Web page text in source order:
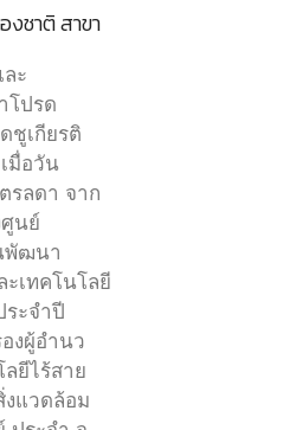
ชาติ สาขา
ะ
โปรด
ชูเกียรติ
มื่อวัน
รลดา จาก
ศูนย์
พัฒนา
เทคโนโลยี
ะจำปี
งผู้อำนว
ยีไร้สาย
แวดล้อม